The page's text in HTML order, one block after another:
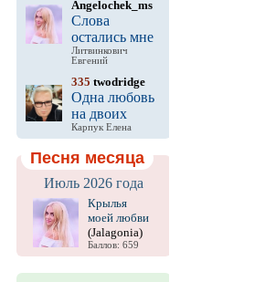
Angelochek_ms
Слова
остались мне
Литвинкович
Евгений
335 twodridge
Одна любовь
на двоих
Карпук Елена
Песня месяца
Июль 2026 года
Крылья
моей любви
(Jalagonia)
Баллов: 659